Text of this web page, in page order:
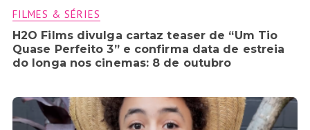
FILMES & SÉRIES
H2O Films divulga cartaz teaser de “Um Tio
Quase Perfeito 3” e confirma data de estreia
do longa nos cinemas: 8 de outubro